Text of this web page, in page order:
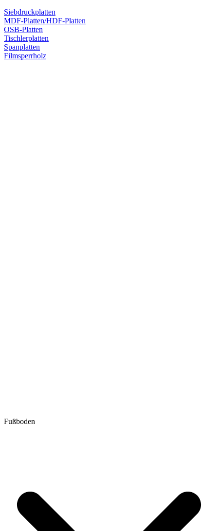
Siebdruckplatten
MDF-Platten/HDF-Platten
OSB-Platten
Tischlerplatten
Spanplatten
Filmsperrholz
Fußboden